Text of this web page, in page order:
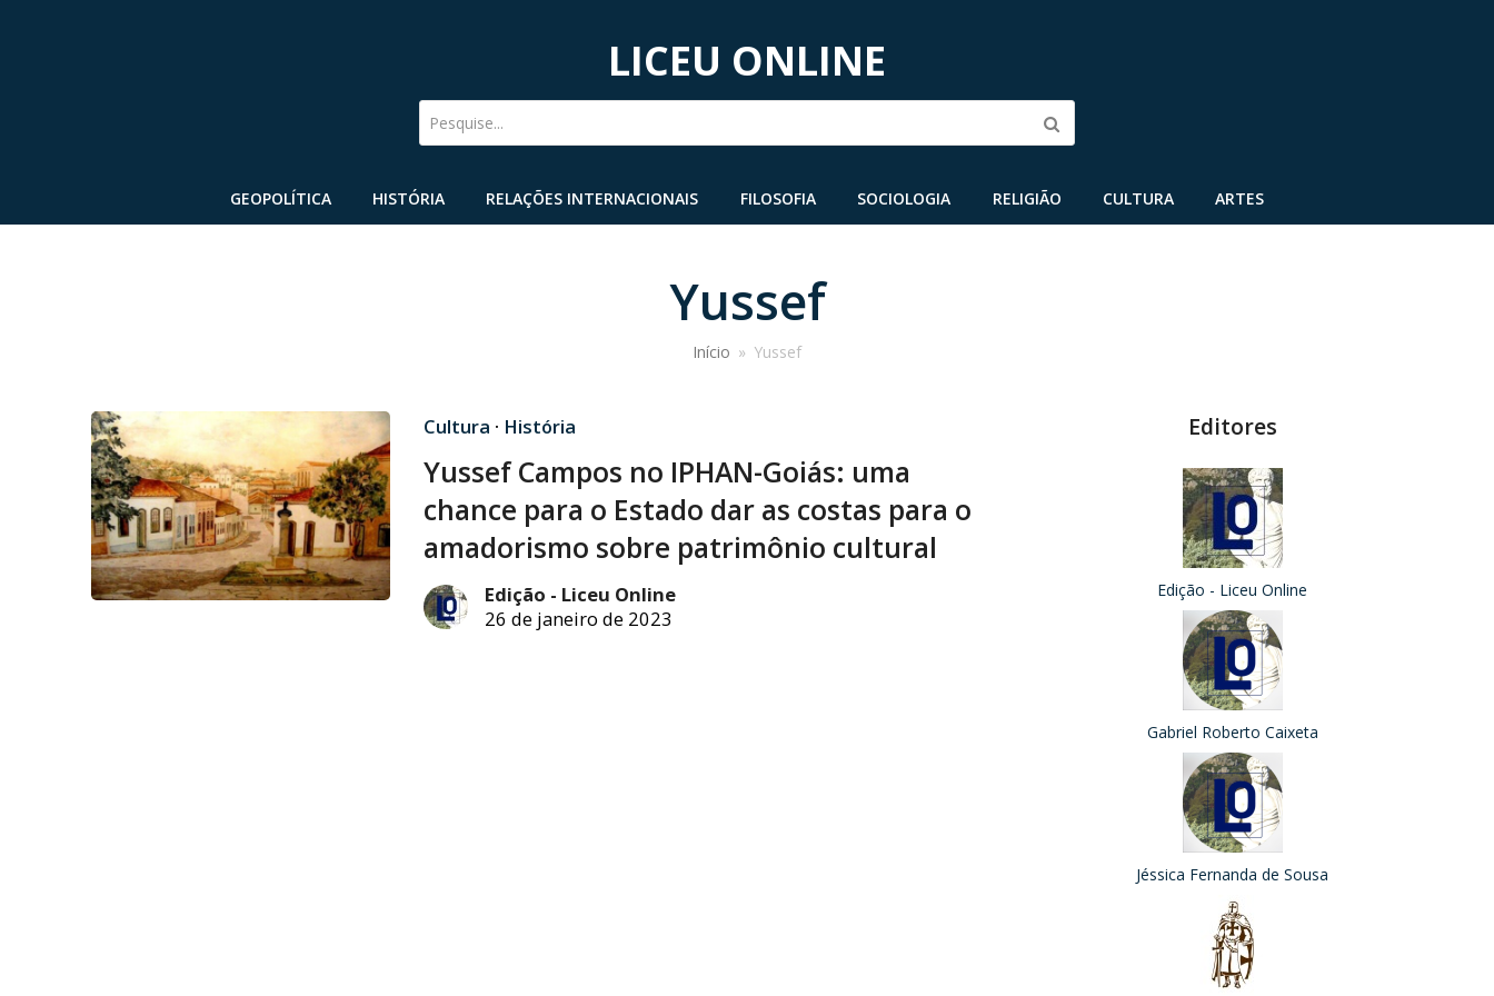
LICEU ONLINE
Pesquise...
GEOPOLÍTICA HISTÓRIA RELAÇÕES INTERNACIONAIS FILOSOFIA SOCIOLOGIA RELIGIÃO CULTURA ARTES
Yussef
Início » Yussef
Cultura · História
Yussef Campos no IPHAN-Goiás: uma
chance para o Estado dar as costas para o
amadorismo sobre patrimônio cultural
Edição - Liceu Online
26 de janeiro de 2023
Editores
Edição - Liceu Online
Gabriel Roberto Caixeta
Jéssica Fernanda de Sousa